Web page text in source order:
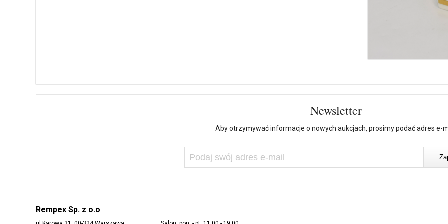
Newsletter
Aby otrzymywać informacje o nowych aukcjach, prosimy podać adres e-
Rempex Sp. z o.o